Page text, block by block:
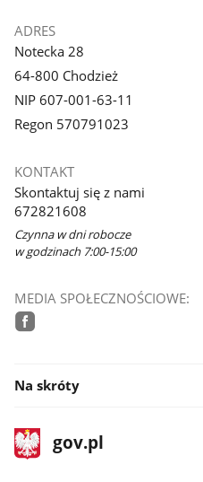
ADRES
Notecka 28
64-800 Chodzież
NIP 607-001-63-11
Regon 570791023
KONTAKT
Skontaktuj się z nami
672821608
Czynna w dni robocze
w godzinach 7:00-15:00
MEDIA SPOŁECZNOŚCIOWE:
Na skróty
stopka
gov.plStrona
gov.pl